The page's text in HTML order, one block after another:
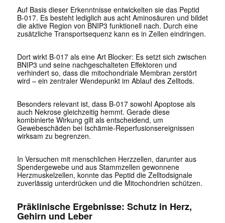
Auf Basis dieser Erkenntnisse entwickelten sie das Peptid
B-017. Es besteht lediglich aus acht Aminosäuren und bildet
die aktive Region von BNIP3 funktionell nach. Durch eine
zusätzliche Transportsequenz kann es in Zellen eindringen.
Dort wirkt B-017 als eine Art Blocker: Es setzt sich zwischen
BNIP3 und seine nachgeschalteten Effektoren und
verhindert so, dass die mitochondriale Membran zerstört
wird – ein zentraler Wendepunkt im Ablauf des Zelltods.
Besonders relevant ist, dass B-017 sowohl Apoptose als
auch Nekrose gleichzeitig hemmt. Gerade diese
kombinierte Wirkung gilt als entscheidend, um
Gewebeschäden bei Ischämie-Reperfusionsereignissen
wirksam zu begrenzen.
In Versuchen mit menschlichen Herzzellen, darunter aus
Spendergewebe und aus Stammzellen gewonnene
Herzmuskelzellen, konnte das Peptid die Zelltodsignale
zuverlässig unterdrücken und die Mitochondrien schützen.
Präklinische Ergebnisse: Schutz in Herz,
Gehirn und Leber